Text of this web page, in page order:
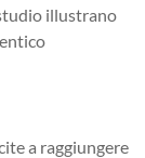
illustrano
a raggiungere